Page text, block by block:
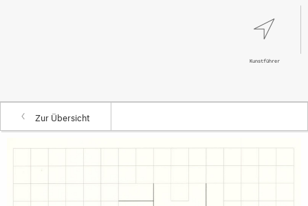
Kunstführer
Zur Übersicht